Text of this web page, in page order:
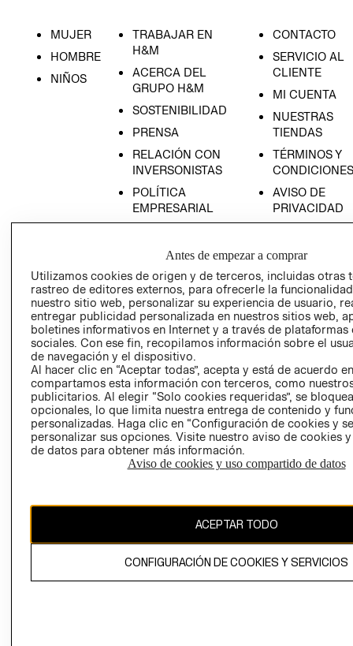
MUJER
HOMBRE
NIÑOS
TRABAJAR EN
H&M
ACERCA DEL
GRUPO H&M
SOSTENIBILIDAD
PRENSA
RELACIÓN CON
INVERSONISTAS
POLÍTICA
EMPRESARIAL
CONTACTO
SERVICIO AL
CLIENTE
MI CUENTA
NUESTRAS
TIENDAS
TÉRMINOS Y
CONDICIONES
AVISO DE
PRIVACIDAD
AVISO DE
LIBRO DE
Ecuador ($)
CAMBIAR REGIÓN
propiedad de H&M Hennes & Mauritz AB.
Antes de empezar a comprar
Utilizamos cookies de origen y de terceros, incluidas otras
rastreo de editores externos, para ofrecerle la
nuestro sitio web, personalizar su experiencia de usuario,
entregar publicidad personalizada en nuestros sitios web,
boletines informativos en Internet y a través de plataformas
sociales. Con ese fin, recopilamos información sobre el
de navegación y el dispositivo.
Al hacer clic en “Aceptar todas”, acepta y está de acuerdo
compartamos esta información con terceros, como
publicitarios. Al elegir “Solo cookies requeridas”, se
opcionales, lo que limita nuestra entrega de contenido y
personalizadas. Haga clic en “Configuración de cookies y
personalizar sus opciones. Visite nuestro aviso de cookies
de datos para obtener más información.
Aviso de cookies y uso compartido de datos
ACEPTAR TODO
CONFIGURACIÓN DE COOKIES Y SERVICIOS